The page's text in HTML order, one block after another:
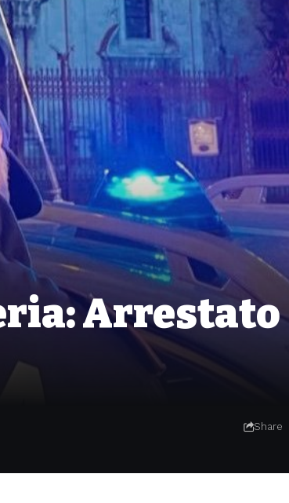
Arrestato
Share